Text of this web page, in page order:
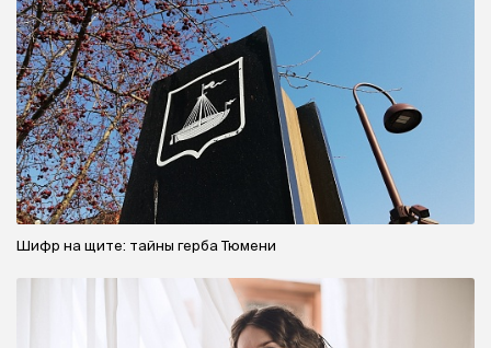
Шифр на щите: тайны герба Тюмени